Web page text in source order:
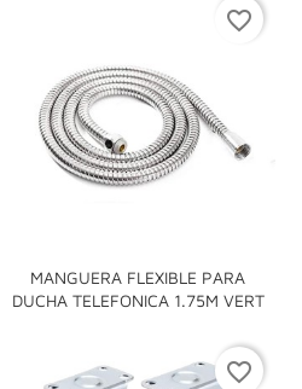
MANGUERA FLEXIBLE PARA
DUCHA TELEFONICA 1.75M VERT

favorite_border
favorite_border